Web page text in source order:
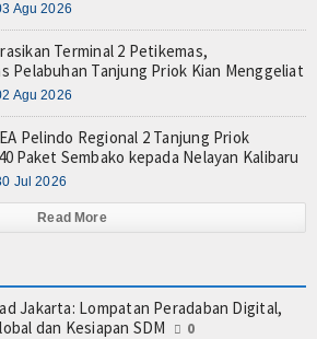
Agu 2026
Terminal 2 Petikemas,
Pelabuhan Tanjung Priok Kian Menggeliat
Agu 2026
Pelindo Regional 2 Tanjung Priok
Paket Sembako kepada Nelayan Kalibaru
Jul 2026
Read More
Jakarta: Lompatan Peradaban Digital,
dan Kesiapan SDM
0